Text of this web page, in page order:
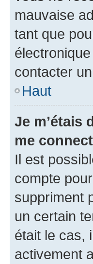
mauvaise
tant que
contacter
Haut
Je m’étais
me
Il est
compte
suppriment
un certain
était le cas,
activement